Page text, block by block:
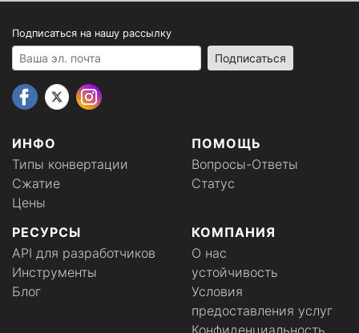
ИНФО
Типы конвертации
Сжатие
Цены
ПОМОЩЬ
Вопросы-Ответы
Статус
РЕСУРСЫ
API для разработчиков
Инструменты
Блог
КОМПАНИЯ
О нас
устойчивость
Условия
предоставления услуг
Подписаться на нашу рассылку
Your email address Подписаться